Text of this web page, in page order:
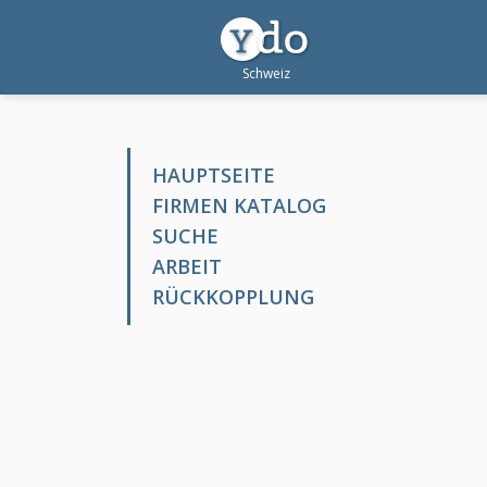
HAUPTSEITE
FIRMEN KATALOG
SUCHE
ARBEIT
RÜCKKOPPLUNG